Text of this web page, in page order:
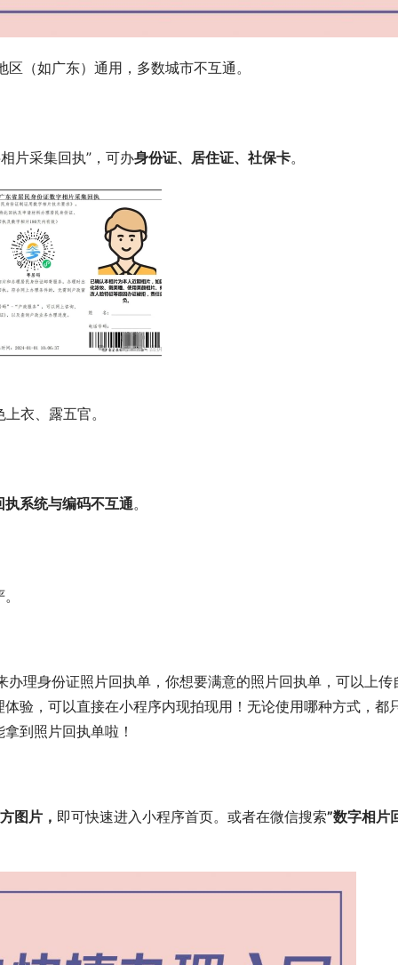
（如广东）通用，多数城市不互通。
片采集回执”，可办身份证、居住证、社保卡。
衣、露五官。
执系统与编码不互通。
办理身份证照片回执单，你想要满意的照片回执单，可以上传
验，可以直接在小程序内现拍现用！无论使用哪种方式，都
到照片回执单啦！
图片， 即可快速进入小程序首页。或者在微信搜索”数字相片